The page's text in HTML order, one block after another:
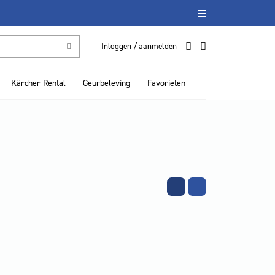
Inloggen / aanmelden
Kärcher Rental Geurbeleving Favorieten